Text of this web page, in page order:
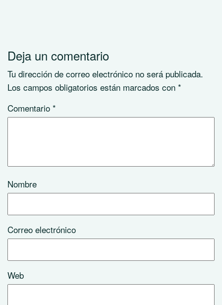
Deja un comentario
Tu dirección de correo electrónico no será publicada.
Los campos obligatorios están marcados con *
Comentario *
Nombre
Correo electrónico
Web